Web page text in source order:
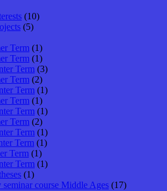
(10)
(5)
Term (1)
Term (1)
Term (3)
Term (2)
Term (1)
Term (1)
Term (1)
Term (2)
Term (1)
Term (1)
Term (1)
Term (1)
(1)
seminar course Middle Ages (17)